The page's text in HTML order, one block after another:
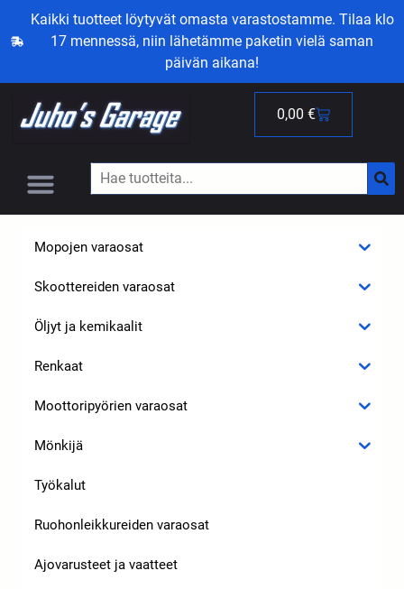
Kaikki tuotteet löytyvät omasta varastostamme. Tilaa klo
17 mennessä, niin lähetämme paketin vielä saman
päivän aikana!
0,00 €
Mopojen varaosat
Skoottereiden varaosat
Öljyt ja kemikaalit
Renkaat
Moottoripyörien varaosat
Mönkijä
Työkalut
Ruohonleikkureiden varaosat
Ajovarusteet ja vaatteet